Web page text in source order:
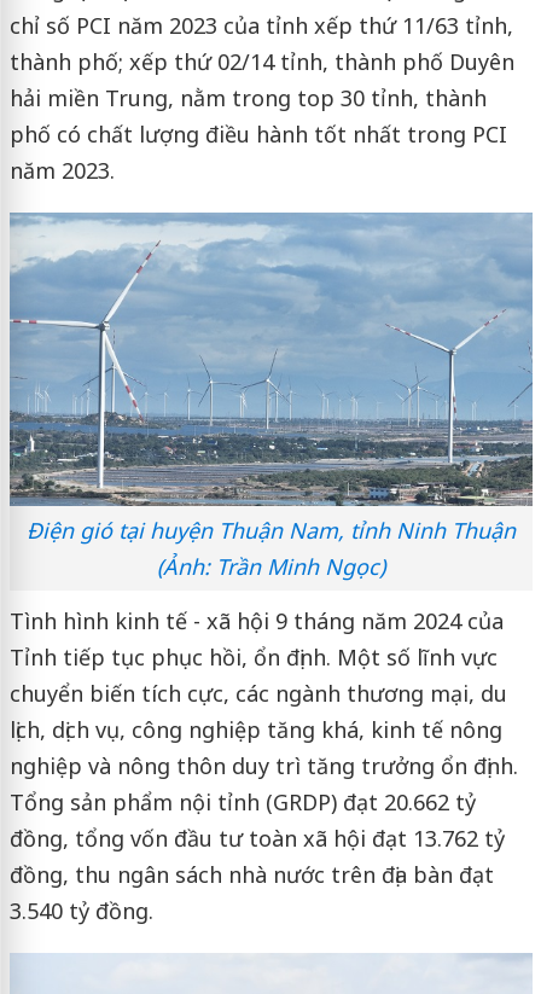
chỉ số PCI năm 2023 của tỉnh xếp thứ 11/63 tỉnh,
thành phố; xếp thứ 02/14 tỉnh, thành phố Duyên
hải miền Trung, nằm trong top 30 tỉnh, thành
phố có chất lượng điều hành tốt nhất trong PCI
năm 2023.
Điện gió tại huyện Thuận Nam, tỉnh Ninh Thuận
(Ảnh: Trần Minh Ngọc)
Tình hình kinh tế - xã hội 9 tháng năm 2024 của
Tỉnh tiếp tục phục hồi, ổn định. Một số lĩnh vực
chuyển biến tích cực, các ngành thương mại, du
lịch, dịch vụ, công nghiệp tăng khá, kinh tế nông
nghiệp và nông thôn duy trì tăng trưởng ổn định.
Tổng sản phẩm nội tỉnh (GRDP) đạt 20.662 tỷ
đồng, tổng vốn đầu tư toàn xã hội đạt 13.762 tỷ
đồng, thu ngân sách nhà nước trên địa bàn đạt
3.540 tỷ đồng.